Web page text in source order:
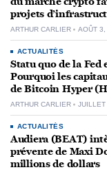
projets
ARTHUR CARLIER AOÛT
ACTUALITÉS
Statu quo de la
Pourquoi les
de Bitcoin Hyper
ARTHUR CARLIER
ACTUALITÉS
Audiera (BEAT)
prévente de Maxi
millions de dollars